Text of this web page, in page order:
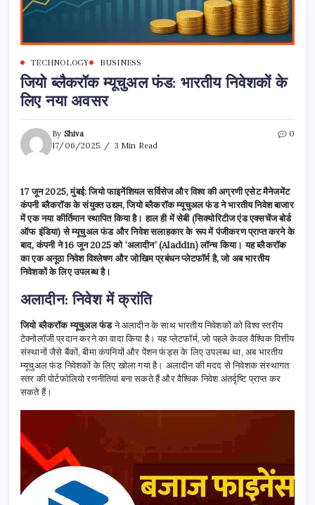
TECHNOLOGY BUSINESS
जियो ब्लैकरॉक म्यूचुअल फंड: भारतीय निवेशकों के
लिए नया अवसर
By Shiva
17/06/2025
3 Min Read
0
17 जून 2025, मुंबई: जियो फाइनेंशियल सर्विसेज और विश्व की अग्रणी एसेट मैनेजमेंट
कंपनी ब्लैकरॉक के संयुक्त उद्यम, जियो ब्लैकरॉक म्यूचुअल फंड ने भारतीय निवेश बाजार
में एक नया कीर्तिमान स्थापित किया है। हाल ही में सेबी (सिक्योरिटीज एंड एक्सचेंज बोर्ड
ऑफ इंडिया) से म्यूचुअल फंड और निवेश सलाहकार के रूप में पंजीकरण प्राप्त करने के
बाद, कंपनी ने 16 जून 2025 को ‘अलादीन’ (Aladdin) लॉन्च किया। यह ब्लैकरॉक
का एक अनूठा निवेश विश्लेषण और जोखिम प्रबंधन प्लेटफॉर्म है, जो अब भारतीय
निवेशकों के लिए उपलब्ध है।
अलादीन: निवेश में क्रांति
जियो ब्लैकरॉक म्यूचुअल फंडने अलादीन के साथ भारतीय निवेशकों को विश्व स्तरीय
टेक्नोलॉजी प्रदान करने का वादा किया है। यह प्लेटफॉर्म, जो पहले केवल वैश्विक वित्तीय
संस्थानों जैसे बैंकों, बीमा कंपनियों और पेंशन फंड्स के लिए उपलब्ध था, अब भारतीय
म्यूचुअल फंड निवेशकों के लिए खोला गया है। अलादीन की मदद से निवेशक संस्थागत
स्तर की पोर्टफोलियो रणनीतियां बना सकते हैं और वैश्विक निवेश अंतर्दृष्टि प्राप्त कर
सकते हैं।